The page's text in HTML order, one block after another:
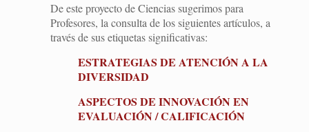
De este proyecto de Ciencias sugerimos para
Profesores, la consulta de los siguientes artículos, a
través de sus etiquetas significativas:
ESTRATEGIAS DE ATENCIÓN A LA
DIVERSIDAD
ASPECTOS DE INNOVACIÓN EN
EVALUACIÓN / CALIFICACIÓN